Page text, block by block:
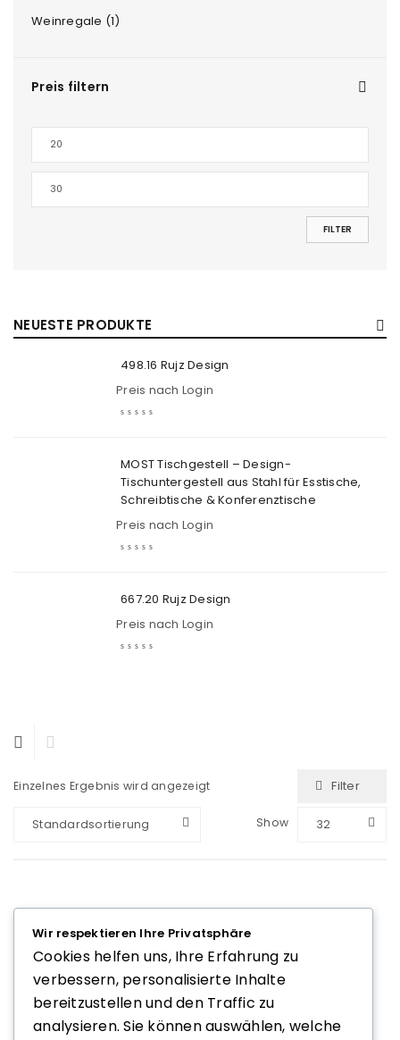
Weinregale (1)
Preis filtern
FILTER
NEUESTE PRODUKTE
498.16 Rujz Design
Preis nach Login
MOST Tischgestell – Design-
Tischuntergestell aus Stahl für Esstische,
Schreibtische & Konferenztische
Preis nach Login
667.20 Rujz Design
Preis nach Login
Einzelnes Ergebnis wird angezeigt Filter
Standardsortierung Show 32
SCHIEBETÜRBESCHLÄGE
Soft Close Türdämpfer –
Sanftes Schließen ohne
Zuschlagen
Preis nach Login
Wir respektieren Ihre Privatsphäre
Cookies helfen uns, Ihre Erfahrung zu
verbessern, personalisierte Inhalte
bereitzustellen und den Traffic zu
analysieren. Sie können auswählen, welche